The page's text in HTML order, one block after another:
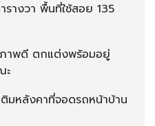
รางวา พื้นที่ใช้สอย 135
าพดี ตกแต่งพร้อมอยู่
ะ
มหลังคาที่จอดรถหน้าบ้าน